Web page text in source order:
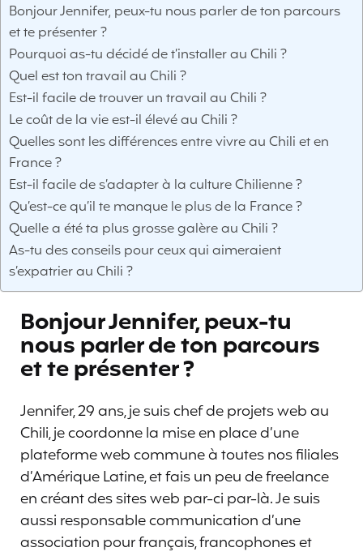
Bonjour Jennifer, peux-tu nous parler de ton parcours
et te présenter ?
Pourquoi as-tu décidé de t’installer au Chili ?
Quel est ton travail au Chili ?
Est-il facile de trouver un travail au Chili ?
Le coût de la vie est-il élevé au Chili ?
Quelles sont les différences entre vivre au Chili et en
France ?
Est-il facile de s’adapter à la culture Chilienne ?
Qu’est-ce qu’il te manque le plus de la France ?
Quelle a été ta plus grosse galère au Chili ?
As-tu des conseils pour ceux qui aimeraient
s’expatrier au Chili ?
Bonjour Jennifer, peux-tu
nous parler de ton parcours
et te présenter ?
Jennifer, 29 ans, je suis chef de projets web au
Chili, je coordonne la mise en place d’une
plateforme web commune à toutes nos filiales
d’Amérique Latine, et fais un peu de freelance
en créant des sites web par-ci par-là. Je suis
aussi responsable communication d’une
association pour français, francophones et